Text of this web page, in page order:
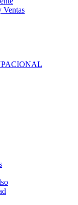
Ventas